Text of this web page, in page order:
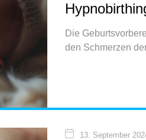
Die
den Schmerzen
13. September